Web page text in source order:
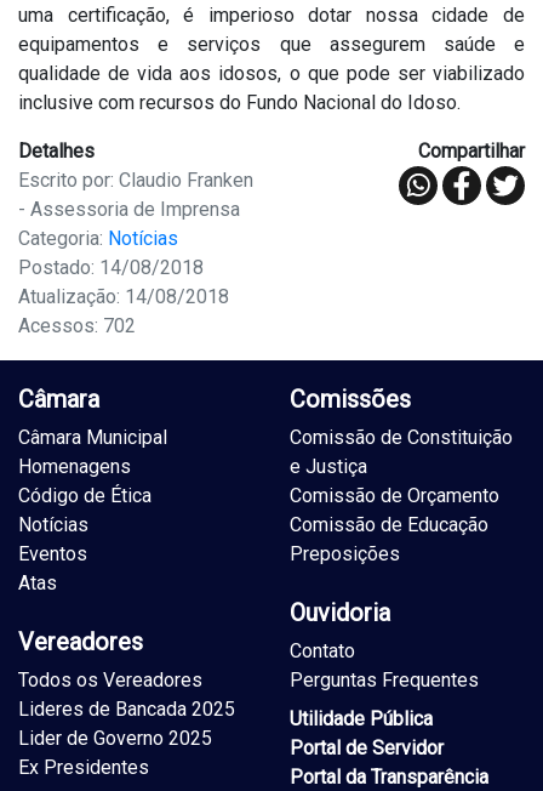
uma certificação, é imperioso dotar nossa cidade de
equipamentos e serviços que assegurem saúde e
qualidade de vida aos idosos, o que pode ser viabilizado
inclusive com recursos do Fundo Nacional do Idoso.
Detalhes
Escrito por: Claudio Franken
- Assessoria de Imprensa
Categoria: Notícias
Postado: 14/08/2018
Atualização: 14/08/2018
Acessos: 702
Compartilhar
Câmara
Câmara Municipal
Homenagens
Código de Ética
Notícias
Eventos
Atas
Vereadores
Todos os Vereadores
Lideres de Bancada 2025
Lider de Governo 2025
Ex Presidentes
Comissões
Comissão de Constituição
e Justiça
Comissão de Orçamento
Comissão de Educação
Preposições
Ouvidoria
Contato
Perguntas Frequentes
Utilidade Pública
Portal de Servidor
Portal da Transparência